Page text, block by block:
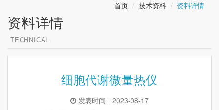
首页 技术资料 资料详情
资料详情
TECHNICAL
细胞代谢微量热仪
发表时间：2023-08-17